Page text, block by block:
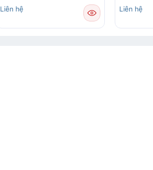
Liên hệ
Liên hệ